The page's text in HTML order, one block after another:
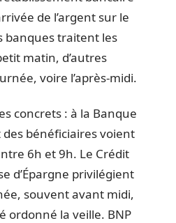
de l’argent sur le
banques traitent les
matin, d’autres
voire l’après-midi.
concrets : à la Banque
bénéficiaires voient
6h et 9h. Le Crédit
d’Épargne privilégient
souvent avant midi,
ordonné la veille. BNP